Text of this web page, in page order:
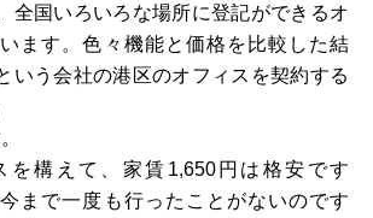
全国いろいろな場所に登記ができるオ
ます。色々機能と価格を比較した結
いう会社の港区のオフィスを契約する
を構えて、家賃1,650円は格安です
今まで一度も行ったことがないのです